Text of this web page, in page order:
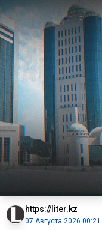
https://liter.kz
07 Августа 2026 00:21